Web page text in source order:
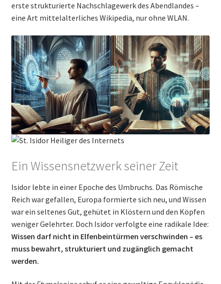
erste strukturierte Nachschlagewerk des Abendlandes –
eine Art mittelalterliches Wikipedia, nur ohne WLAN.
Ein Wissensnetzwerk seiner Zeit
Isidor lebte in einer Epoche des Umbruchs. Das Römische
Reich war gefallen, Europa formierte sich neu, und Wissen
war ein seltenes Gut, gehütet in Klöstern und den Köpfen
weniger Gelehrter. Doch Isidor verfolgte eine radikale Idee:
Wissen darf nicht in Elfenbeintürmen verschwinden – es
muss bewahrt, strukturiert und zugänglich gemacht
werden.